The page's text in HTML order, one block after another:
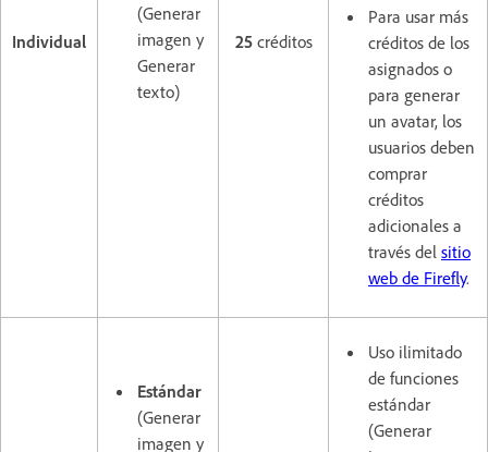
Individual
(Generar
imagen y
Generar
texto)
25créditos
Para usar más
créditos de los
asignados o
para generar
un avatar, los
usuarios deben
comprar
créditos
adicionales a
través del sitio
web de Firefly.
Estándar
(Generar
imagen y
Uso ilimitado
de funciones
estándar
(Generar